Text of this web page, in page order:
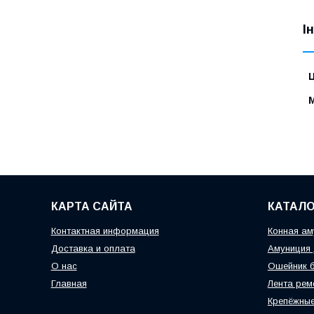
КАРТА САЙТА
Контактная информация
Доставка и оплата
О нас
Главная
Конная
Амуниция
Ошейник
Лента